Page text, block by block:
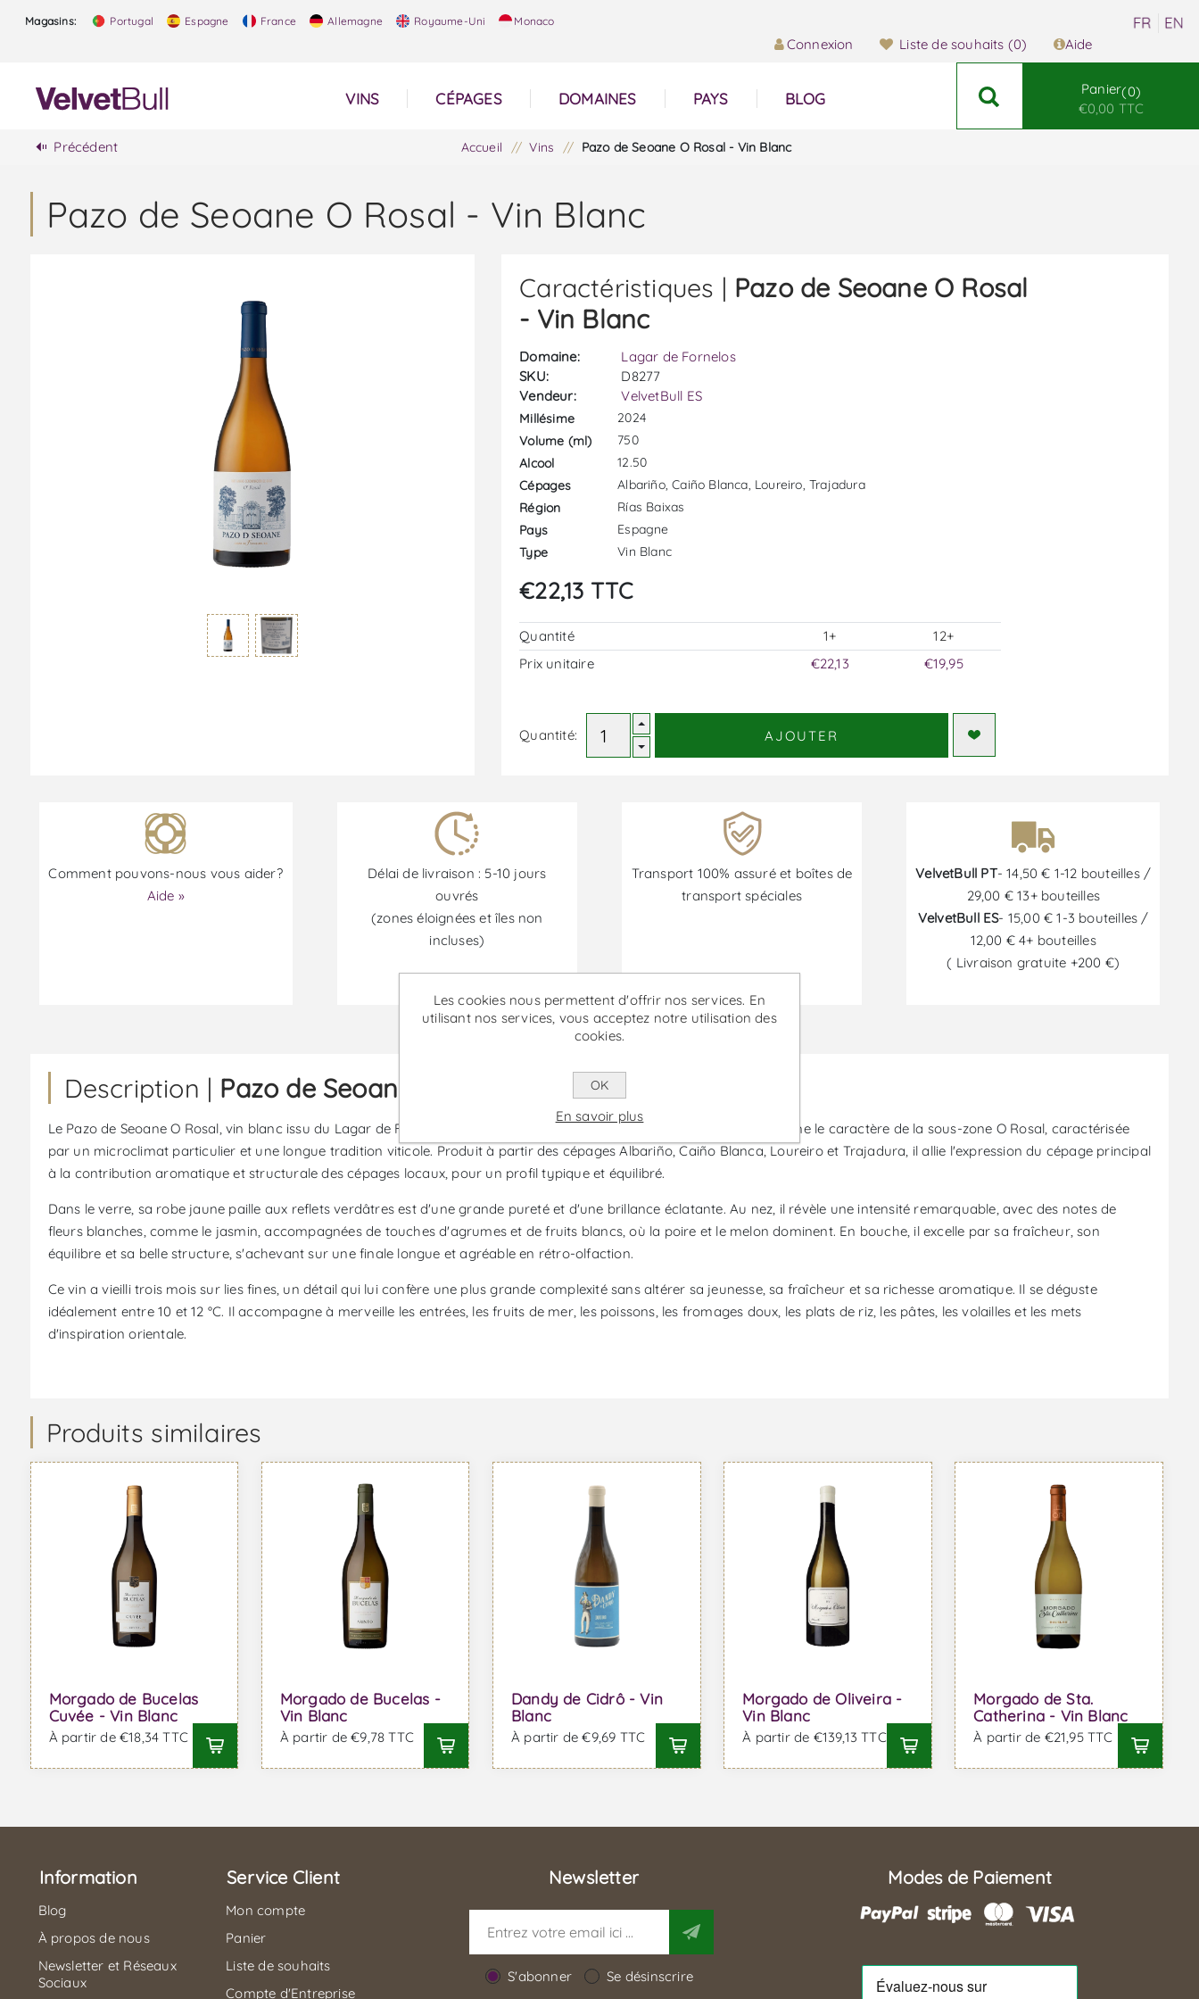
Magasins: Portugal Espagne France Allemagne Royaume-Uni Monaco
Connexion Liste de souhaits (0) Aide
VINS CÉPAGES DOMAINES PAYS BLOG
Panier 0
€0,00 TTC
Précédent Accueil / Vins / Pazo de Seoane O Rosal - Vin Blanc
Pazo de Seoane O Rosal - Vin Blanc
Caractéristiques | Pazo de Seoane O Rosal
- Vin Blanc
Domaine:
Lagar de Fornelos
SKU:
D8277
Vendeur:
VelvetBull ES
Millésime
2024
Volume (ml)
750
Alcool
12.50
Cépages
Albariño, Caiño Blanca, Loureiro, Trajadura
Région
Rías Baixas
Pays
Espagne
Type
Vin Blanc
€22,13 TTC
Quantité 1+
12+
Prix ​​unitaire
€22,13 €19,95
Quantité: AJOUTER
Comment pouvons-nous vous aider?
Aide »
Délai de livraison : 5-10 jours
ouvrés
(zones éloignées et îles non
incluses)
Transport 100% assuré et boîtes de
transport spéciales
VelvetBull PT- 14,50 € 1-12 bouteilles /
29,00 € 13+ bouteilles
VelvetBull ES- 15,00 € 1-3 bouteilles /
12,00 € 4+ bouteilles
( Livraison gratuite +200 €)
Les promotions sont disponibles du 30/06/2026 au 30/09/2026
Description | Pazo de Seoane O Rosal - Vin Blanc
Le Pazo de Seoane O Rosal, vin blanc issu du Lagar de Fornelos, est un vin blanc de la région des Rías Baixas qui exprime le caractère de la sous-zone O Rosal, caractérisée
par un microclimat particulier et une longue tradition viticole. Produit à partir des cépages Albariño, Caiño Blanca, Loureiro et Trajadura, il allie l'expression du cépage principal
à la contribution aromatique et structurale des cépages locaux, pour un profil typique et équilibré.
Dans le verre, sa robe jaune paille aux reflets verdâtres est d'une grande pureté et d'une brillance éclatante. Au nez, il révèle une intensité remarquable, avec des notes de
fleurs blanches, comme le jasmin, accompagnées de touches d'agrumes et de fruits blancs, où la poire et le melon dominent. En bouche, il excelle par sa fraîcheur, son
équilibre et sa belle structure, s'achevant sur une finale longue et agréable en rétro-olfaction.
Ce vin a vieilli trois mois sur lies fines, un détail qui lui confère une plus grande complexité sans altérer sa jeunesse, sa fraîcheur et sa richesse aromatique. Il se déguste
idéalement entre 10 et 12 °C. Il accompagne à merveille les entrées, les fruits de mer, les poissons, les fromages doux, les plats de riz, les pâtes, les volailles et les mets
d'inspiration orientale.
Produits similaires
Morgado de Bucelas
Cuvée - Vin Blanc
À partir de €18,34 TTC
Morgado de Bucelas -
Vin Blanc
À partir de €9,78 TTC
Dandy de Cidrô - Vin
Blanc
À partir de €9,69 TTC
Morgado de Oliveira -
Vin Blanc
À partir de €139,13 TTC
Morgado de Sta.
Catherina - Vin Blanc
À partir de €21,95 TTC
Information
Blog
À propos de nous
Newsletter et Réseaux
Sociaux
Service Client
Mon compte
Panier
Liste de souhaits
Compte d'Entreprise
Newsletter
S'abonner Se désinscrire
Modes de Paiement
Les cookies nous permettent d'offrir nos services. En
utilisant nos services, vous acceptez notre utilisation des
cookies.
OK
En savoir plus